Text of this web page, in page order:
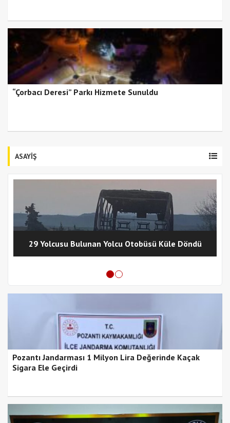
“Çorbacı Deresi” Parkı Hizmete Sunuldu
ASAYİŞ
29 Yolcusu Bulunan Yolcu Otobüsü Küle Döndü
Pozantı Jandarması 1 Milyon Lira Değerinde Kaçak
Sigara Ele Geçirdi